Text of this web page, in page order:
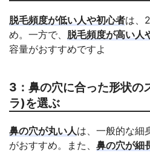
脱毛頻度が低い人や初心者は、
め。一方で、 脱毛頻度が高い人
容量がおすすめですよ
3：鼻の穴に合った形状の
ラ)を選ぶ
鼻の穴が丸い人は、一般的な細
がおすすめ。また、 鼻の穴が細